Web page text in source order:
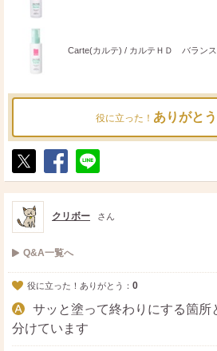
Carte(カルテ) / カルテＨＤ バラン
役に立った！ ありがとう
ポ
ス
ト
シ
ェ
送
る
クリボー さん
Q&A一覧へ
役に立った！ありがとう： 0
サッと塗って終わりにする箇所
分けています